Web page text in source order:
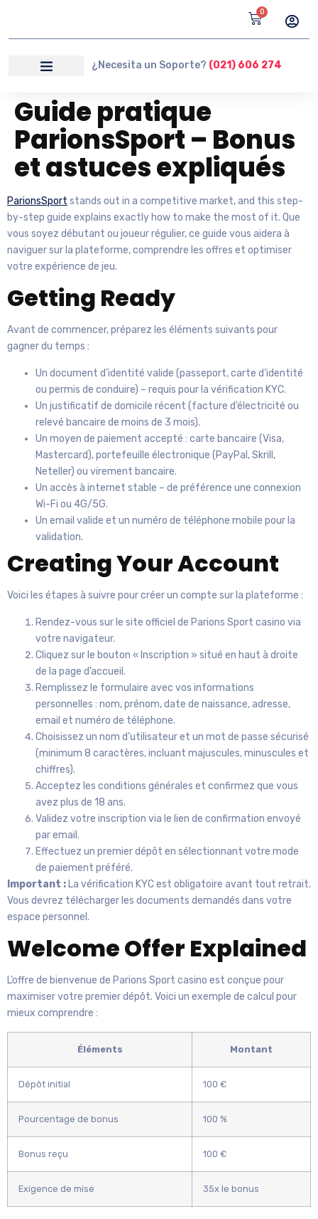
0
¿Necesita un Soporte? (021) 606 274
Guide pratique
ParionsSport – Bonus
et astuces expliqués
ParionsSport stands out in a competitive market, and this step-
by-step guide explains exactly how to make the most of it. Que
vous soyez débutant ou joueur régulier, ce guide vous aidera à
naviguer sur la plateforme, comprendre les offres et optimiser
votre expérience de jeu.
Getting Ready
Avant de commencer, préparez les éléments suivants pour
gagner du temps :
Un document d’identité valide (passeport, carte d’identité
ou permis de conduire) – requis pour la vérification KYC.
Un justificatif de domicile récent (facture d’électricité ou
relevé bancaire de moins de 3 mois).
Un moyen de paiement accepté : carte bancaire (Visa,
Mastercard), portefeuille électronique (PayPal, Skrill,
Neteller) ou virement bancaire.
Un accès à internet stable – de préférence une connexion
Wi-Fi ou 4G/5G.
Un email valide et un numéro de téléphone mobile pour la
validation.
Creating Your Account
Voici les étapes à suivre pour créer un compte sur la plateforme :
Rendez-vous sur le site officiel de Parions Sport casino via
votre navigateur.
Cliquez sur le bouton « Inscription » situé en haut à droite
de la page d’accueil.
Remplissez le formulaire avec vos informations
personnelles : nom, prénom, date de naissance, adresse,
email et numéro de téléphone.
Choisissez un nom d’utilisateur et un mot de passe sécurisé
(minimum 8 caractères, incluant majuscules, minuscules et
chiffres).
Acceptez les conditions générales et confirmez que vous
avez plus de 18 ans.
Validez votre inscription via le lien de confirmation envoyé
par email.
Effectuez un premier dépôt en sélectionnant votre mode
de paiement préféré.
Important : La vérification KYC est obligatoire avant tout retrait.
Vous devrez télécharger les documents demandés dans votre
espace personnel.
Welcome Offer Explained
L’offre de bienvenue de Parions Sport casino est conçue pour
maximiser votre premier dépôt. Voici un exemple de calcul pour
mieux comprendre :
Éléments Montant
Dépôt initial 100 €
Pourcentage de bonus 100 %
Bonus reçu 100 €
Exigence de mise 35x le bonus